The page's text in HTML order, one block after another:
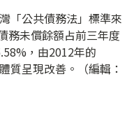
「公共債務法」標準來
務未償餘額占前三年度
，由2012年的
質呈現改善。（編輯：